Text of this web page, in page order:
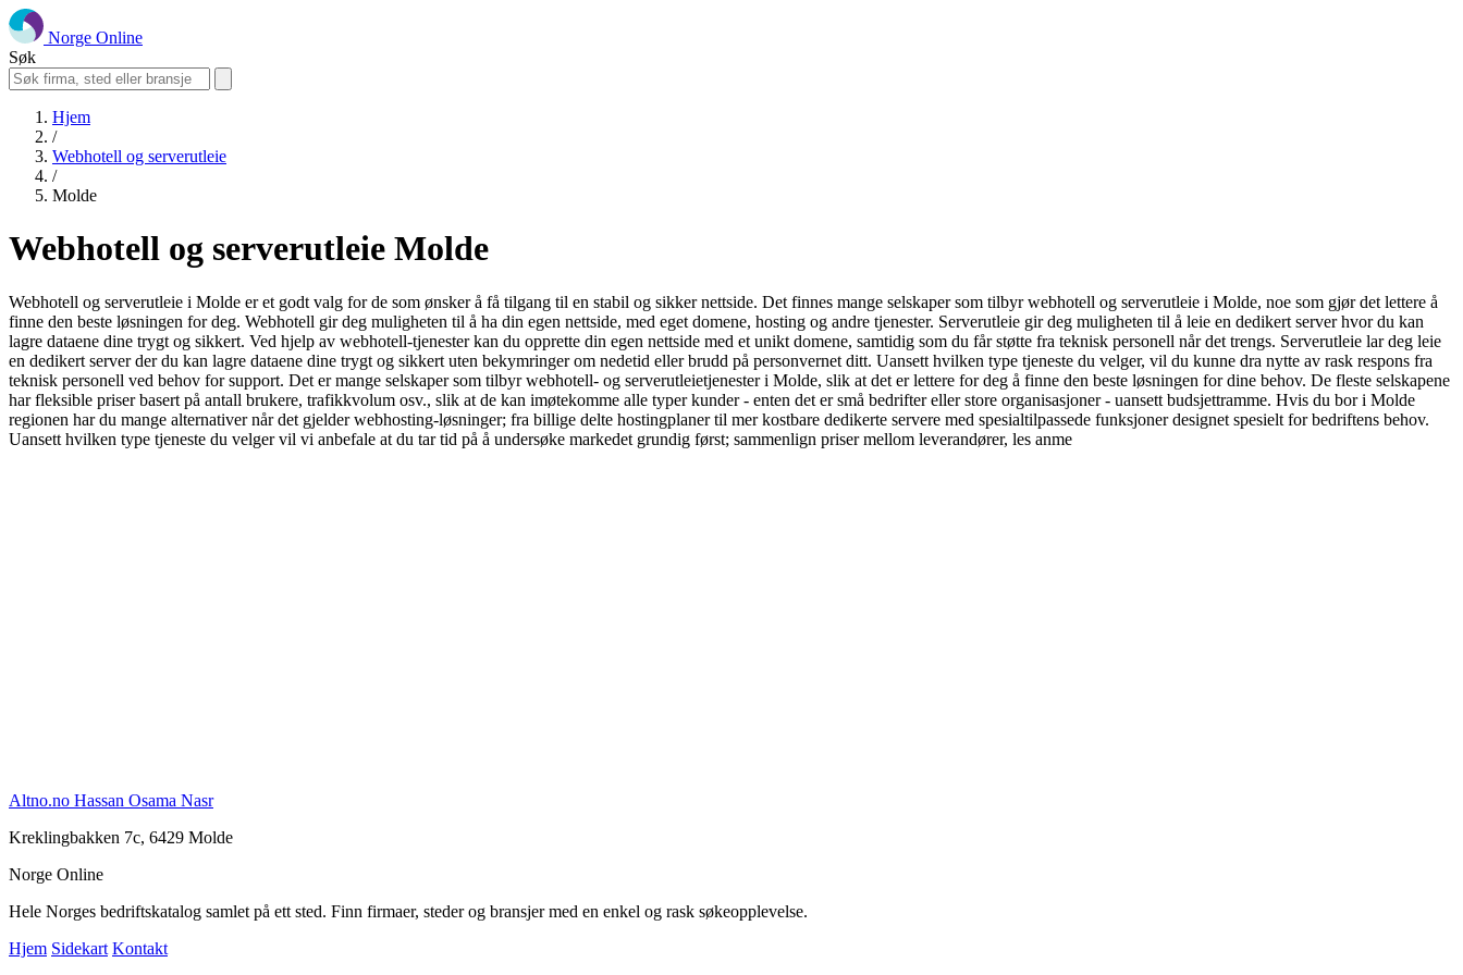
Norge Online
Søk
Hjem
/
Webhotell og serverutleie
/
Molde
Webhotell og serverutleie Molde
Webhotell og serverutleie i Molde er et godt valg for de som ønsker å få tilgang til en stabil og sikker nettside. Det finnes mange selskaper som tilbyr webhotell og serverutleie i Molde, noe som gjør det lettere å
finne den beste løsningen for deg. Webhotell gir deg muligheten til å ha din egen nettside, med eget domene, hosting og andre tjenester. Serverutleie gir deg muligheten til å leie en dedikert server hvor du kan
lagre dataene dine trygt og sikkert. Ved hjelp av webhotell-tjenester kan du opprette din egen nettside med et unikt domene, samtidig som du får støtte fra teknisk personell når det trengs. Serverutleie lar deg leie
en dedikert server der du kan lagre dataene dine trygt og sikkert uten bekymringer om nedetid eller brudd på personvernet ditt. Uansett hvilken type tjeneste du velger, vil du kunne dra nytte av rask respons fra
teknisk personell ved behov for support. Det er mange selskaper som tilbyr webhotell- og serverutleietjenester i Molde, slik at det er lettere for deg å finne den beste løsningen for dine behov. De fleste selskapene
har fleksible priser basert på antall brukere, trafikkvolum osv., slik at de kan imøtekomme alle typer kunder - enten det er små bedrifter eller store organisasjoner - uansett budsjettramme. Hvis du bor i Molde
regionen har du mange alternativer når det gjelder webhosting-løsninger; fra billige delte hostingplaner til mer kostbare dedikerte servere med spesialtilpassede funksjoner designet spesielt for bedriftens behov.
Uansett hvilken type tjeneste du velger vil vi anbefale at du tar tid på å undersøke markedet grundig først; sammenlign priser mellom leverandører, les anme
Altno.no Hassan Osama Nasr
Kreklingbakken 7c, 6429 Molde
Norge Online
Hele Norges bedriftskatalog samlet på ett sted. Finn firmaer, steder og bransjer med en enkel og rask søkeopplevelse.
Hjem Sidekart Kontakt